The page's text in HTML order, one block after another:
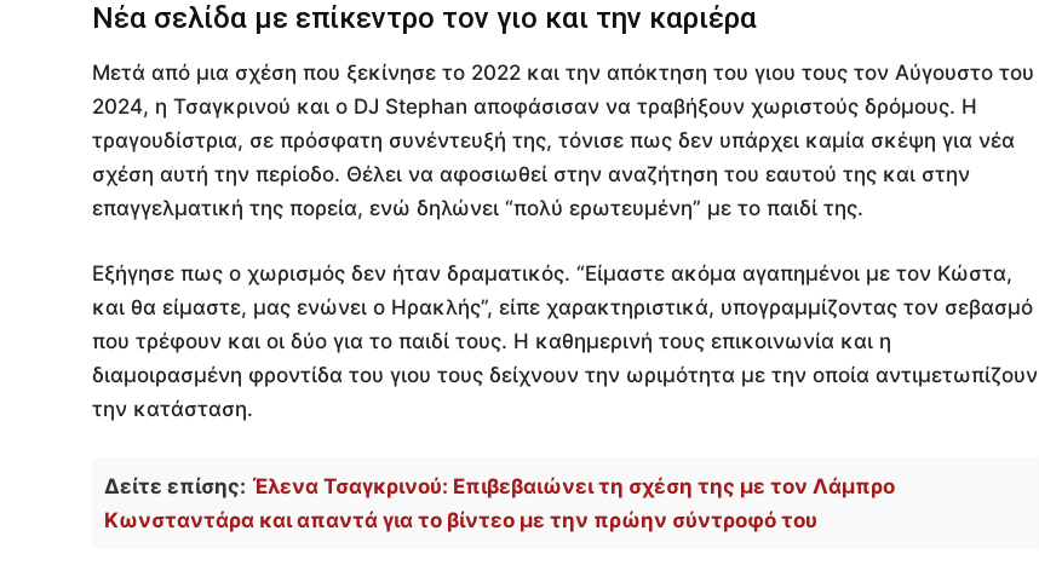
Νέα σελίδα με επίκεντρο τον γιο και την καριέρα
Μετά από μια σχέση που ξεκίνησε το 2022 και την απόκτηση του γιου τους τον Αύγουστο του
2024, η Τσαγκρινού και ο DJ Stephan αποφάσισαν να τραβήξουν χωριστούς δρόμους. Η
τραγουδίστρια, σε πρόσφατη συνέντευξή της, τόνισε πως δεν υπάρχει καμία σκέψη για νέα
σχέση αυτή την περίοδο. Θέλει να αφοσιωθεί στην αναζήτηση του εαυτού της και στην
επαγγελματική της πορεία, ενώ δηλώνει “πολύ ερωτευμένη” με το παιδί της.
Εξήγησε πως ο χωρισμός δεν ήταν δραματικός. “Είμαστε ακόμα αγαπημένοι με τον Κώστα,
και θα είμαστε, μας ενώνει ο Ηρακλής”, είπε χαρακτηριστικά, υπογραμμίζοντας τον σεβασμό
που τρέφουν και οι δύο για το παιδί τους. Η καθημερινή τους επικοινωνία και η
διαμοιρασμένη φροντίδα του γιου τους δείχνουν την ωριμότητα με την οποία αντιμετωπίζουν
την κατάσταση.
Δείτε επίσης: Έλενα Τσαγκρινού: Επιβεβαιώνει τη σχέση της με τον Λάμπρο
Κωνσταντάρα και απαντά για το βίντεο με την πρώην σύντροφό του